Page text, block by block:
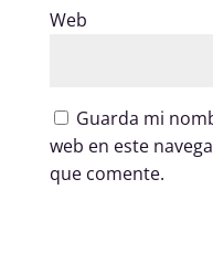
Web
Guarda mi
web en este
que comente.